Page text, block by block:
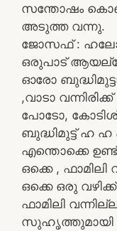
സന്തോഷം
അടുത്ത വന്നു.
ജോസഫ് : ഹലോ
ഒരുപാട്
ഓരോ
,വാടാ
പോടോ,
ബുദ്ധിമുട്ട് ഹ
എന്തൊക്കെ
ഒക്കെ ,
ഒക്കെ ഒരു
ഫാമിലി
സുഹൃത്തുമായി